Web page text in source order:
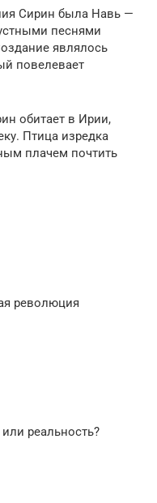
Сирин была Навь —
песнями
являлось
повелевает
обитает в Ирии,
Птица изредка
плачем почтить
революция
реальность?